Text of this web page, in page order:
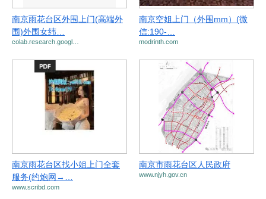
南京雨花台区外围上门(高端外
围)外围女纬…
colab.research.googl…
南京空姐上门（外围mm）(微
信:190-…
modrinth.com
南京雨花台区找小姐上门全套
服务(约炮网→…
www.scribd.com
南京市雨花台区人民政府
www.njyh.gov.cn